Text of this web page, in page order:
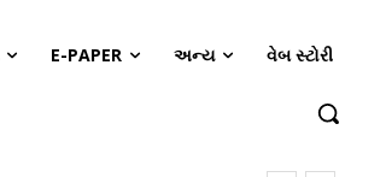
E-PAPER અન્ય વેબ સ્ટોરી